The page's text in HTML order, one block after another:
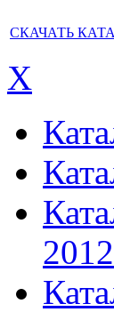
СКАЧАТЬ
X
2012